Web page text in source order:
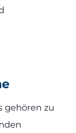
gehören zu